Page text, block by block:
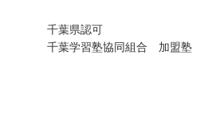
千葉県認可
千葉学習塾協同組合 加盟塾